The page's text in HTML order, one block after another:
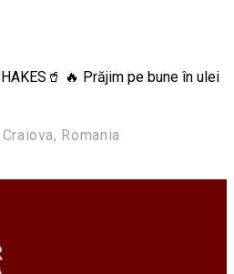
🔥 Prăjim pe bune în ulei
Romania